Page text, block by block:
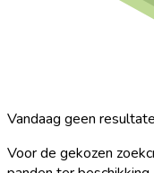
Vandaag geen
Voor de gekozen